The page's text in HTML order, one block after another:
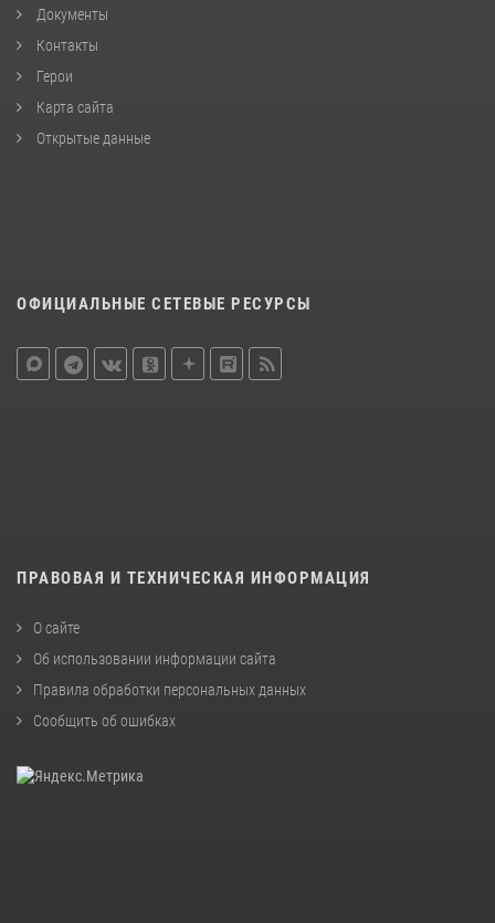
Документы
Контакты
Герои
Карта сайта
Открытые данные
ОФИЦИАЛЬНЫЕ СЕТЕВЫЕ РЕСУРСЫ
ПРАВОВАЯ И ТЕХНИЧЕСКАЯ ИНФОРМАЦИЯ
О сайте
Об использовании информации сайта
Правила обработки персональных данных
Сообщить об ошибках